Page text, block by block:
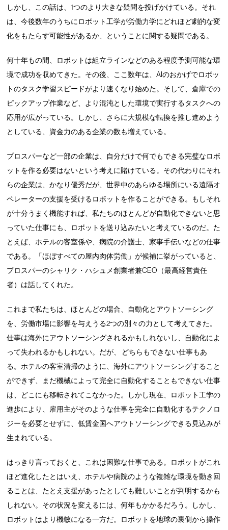
しかし、この話は、1つのより大きな疑問を投げかけている。それ
は、今後数年のうちにロボット工学が労働力学にどれほど劇的な変
化をもたらす可能性があるか、ということに関する疑問である。
何十年もの間、ロボットは組立ラインなどのある程度予測可能な環
境で成功を収めてきた。その後、ここ数年は、AIのおかげでロボッ
トのタスク学習スピードがより速くなり始めた。そして、倉庫での
ピックアップ作業など、より混沌とした環境で実行するタスクへの
応用が広がっている。しかし、さらに大規模な転換を推し進めよう
としている、資金力のある企業の数も増えている。
プロスパーなど一部の企業は、自分だけで何でもできる完璧なロボ
ットを作る必要はないという考えに賭けている。その代わりにそれ
らの企業は、かなり優秀だが、世界中のあらゆる場所にいる遠隔オ
ペレーターの支援を受けるロボットを作ることができる。もしそれ
が十分うまく機能すれば、私たちのほとんどが自動化できないと思
っていた仕事にも、ロボットを送り込みたいと考えているのだ。た
とえば、ホテルの客室係や、病院の介護士、家事手伝いなどの仕事
である。「ほぼすべての屋内肉体労働」が候補に挙がっていると、
プロスパーのシャリク・ハシュメ創業者兼CEO（最高経営責任
者）は話してくれた。
これまで私たちは、ほとんどの場合、自動化とアウトソーシング
を、労働市場に影響を与えうる2つの別々の力として考えてきた。
仕事は海外にアウトソーシングされるかもしれないし、自動化によ
って失われるかもしれない。だが、 どちらもできない仕事もあ
る。ホテルの客室清掃のように、海外にアウトソーシングすること
ができず、まだ機械によって完全に自動化することもできない仕事
は、どこにも移転されてこなかった。しかし現在、ロボット工学の
進歩により、雇用主がそのような仕事を完全に自動化するテクノロ
ジーを必要とせずに、低賃金国へアウトソーシングできる見込みが
生まれている。
はっきり言っておくと、これは困難な仕事である。ロボットがこれ
ほど進化したとはいえ、ホテルや病院のような複雑な環境を動き回
ることは、たとえ支援があったとしても難しいことが判明するかも
しれない。その状況を変えるには、何年もかかるだろう。しかし、
ロボットはより機敏になる一方だ。ロボットを地球の裏側から操作